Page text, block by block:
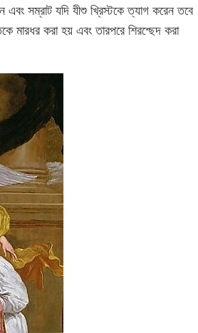
এবং সম্রাট যদি যীশু খ্রিস্টকে ত্যাগ করেন তবে
মারধর করা হয় এবং তারপরে শিরশ্ছেদ করা